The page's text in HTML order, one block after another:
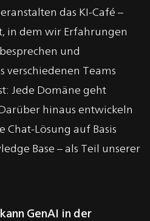
das KI-Café –
in dem wir Erfahrungen
und
Teams
Jede Domäne geht
hinaus entwickeln
Lösung auf Basis
Base – als Teil unserer
GenAI in der